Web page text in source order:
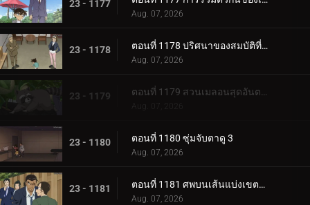
23 - 1177
Aug. 07, 2026
23 - 1178 ตอนที่ 1178 ปริศนาของสมบัติที่ถูกขโมยไป
Aug. 07, 2026
23 - 1179 ตอนที่ 1179 สวนเมลอนสุดอันตราย
Aug. 07, 2026
23 - 1180 ตอนที่ 1180 ซุ่มจับตาดู 3
Aug. 07, 2026
23 - 1181 ตอนที่ 1181 ศพบนเส้นแบ่งเขตกุนมะกับนางาโนะ (ตอนแรก)
Aug. 07, 2026